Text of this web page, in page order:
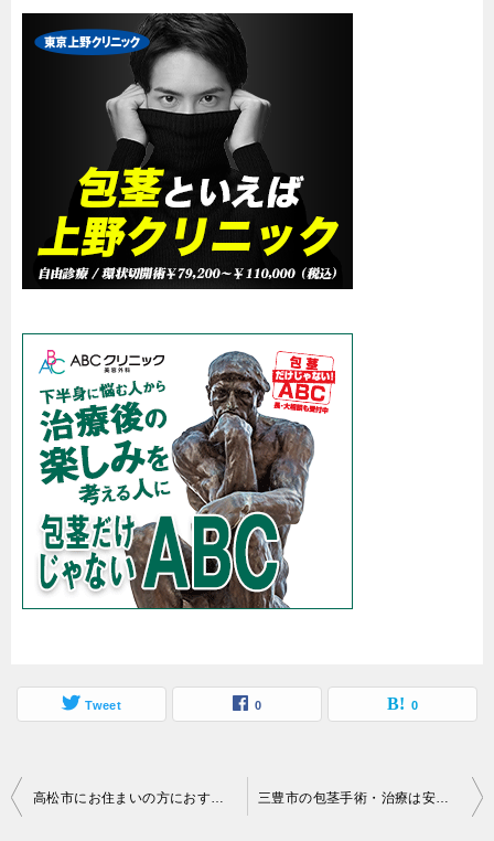
Tweet 0 0
投
高松市にお住まいの方におすすめの包茎手術（包茎手術）クリニックは？料金相場・口コミや評判 三豊市の包茎手術・治療は安い料金のがおすすめ？相場・口コミや評判など一覧表！